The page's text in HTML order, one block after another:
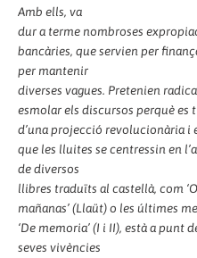
Amb ells, va
dur a terme nombroses
bancàries, que servien per
per mantenir
diverses vagues. Pretenien
esmolar els discursos perquè es
d’una projecció revolucionària i
que les lluites se centressin en
de diversos
llibres traduïts al castellà, com
mañanas’ (Llaüt) o les últimes
‘De memoria’ (I i II), està a punt
seves vivències